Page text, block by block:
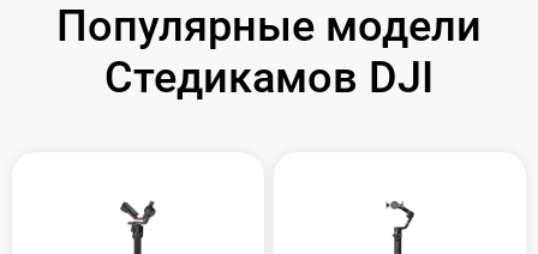
Популярные модели
Стедикамов DJI